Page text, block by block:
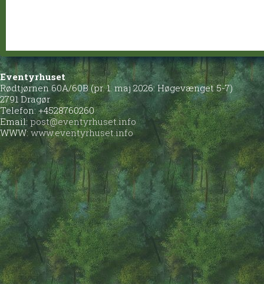
Eventyrhuset
Rødtjørnen 60A/60B (pr. 1. maj 2026: Høgevænget 5-7)
2791 Dragør
Telefon: +4528760260
Email:post@eventyrhuset.info
WWW:www.eventyrhuset.info